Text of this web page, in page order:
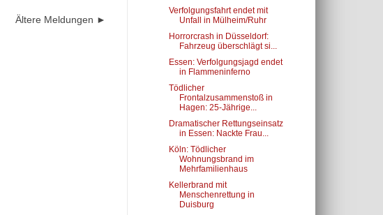
Ältere Meldungen ►
Verfolgungsfahrt endet mit
Unfall in Mülheim/Ruhr
Horrorcrash in Düsseldorf:
Fahrzeug überschlägt si...
Essen: Verfolgungsjagd endet
in Flammeninferno
Tödlicher
Frontalzusammenstoß in
Hagen: 25-Jährige...
Dramatischer Rettungseinsatz
in Essen: Nackte Frau...
Köln: Tödlicher
Wohnungsbrand im
Mehrfamilienhaus
Kellerbrand mit
Menschenrettung in
Duisburg